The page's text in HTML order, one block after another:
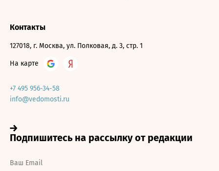
Контакты
127018, г. Москва, ул. Полковая, д. 3, стр. 1
На карте
+7 495 956-34-58
info@vedomosti.ru